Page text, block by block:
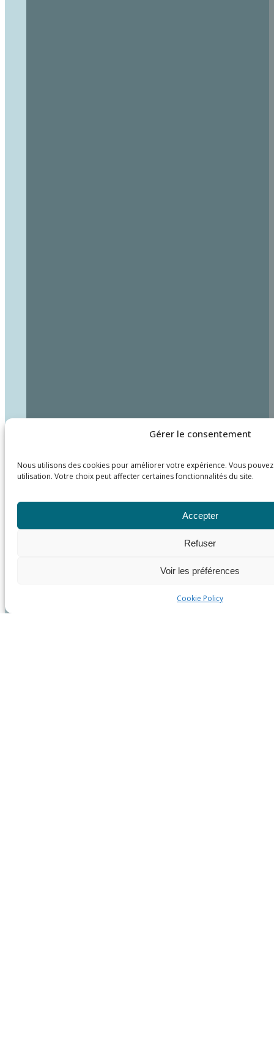
Gérer le consentement
Nous utilisons des cookies pour améliorer votre expérience. Vous
utilisation. Votre choix peut affecter certaines fonctionnalités du site.
Accepter
Refuser
Voir les préférences
Cookie Policy